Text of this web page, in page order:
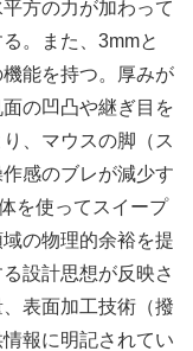
方の力が加わって
。また、3mmと
能を持つ。厚みが
の凹凸や継ぎ目を
、マウスの脚（ス
感のブレが減少す
を使ってスイープ
の物理的余裕を提
設計思想が反映さ
表面加工技術（撥
報に明記されてい